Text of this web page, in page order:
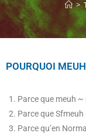
>
POURQUOI
Parce que meuh
Parce que Sfmeuh
Parce qu’en